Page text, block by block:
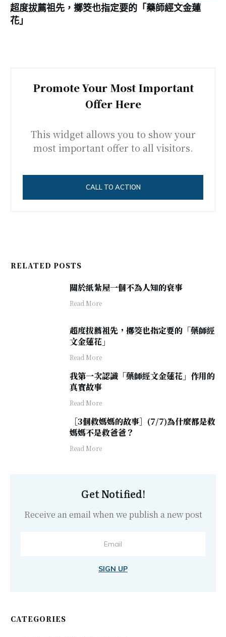
超度拔薦祖先，擲筊也指定要的「藥師經文金蓮
花」
Promote Your Most Important
Offer Here
This widget allows you to show your
most important offer to all visitors.
CALL TO ACTION
RELATED POSTS
關於紙紮屋一個不為人知的衰事
​Read More
超度拔薦祖先，擲筊也指定要的「藥師經
文金蓮花」
​Read More
我第一次認識「藥師經文金蓮花」作用的
真實故事
​Read More
［3個救媽媽的故事］(7/7)為什麼都是救
媽媽不是救爸爸？
​Read More
Get Notified!
Receive an email when we publish a new post
SIGN UP
CATEGORIES